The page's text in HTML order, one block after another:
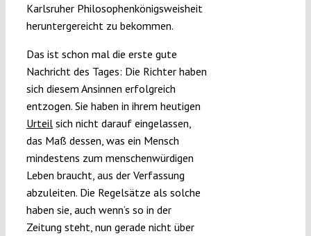
Karlsruher Philosophenkönigsweisheit
heruntergereicht zu bekommen.
Das ist schon mal die erste gute
Nachricht des Tages: Die Richter haben
sich diesem Ansinnen erfolgreich
entzogen. Sie haben in ihrem heutigen
Urteilsich nicht darauf eingelassen,
das Maß dessen, was ein Mensch
mindestens zum menschenwürdigen
Leben braucht, aus der Verfassung
abzuleiten. Die Regelsätze als solche
haben sie, auch wenn’s so in der
Zeitung steht, nun gerade nicht über